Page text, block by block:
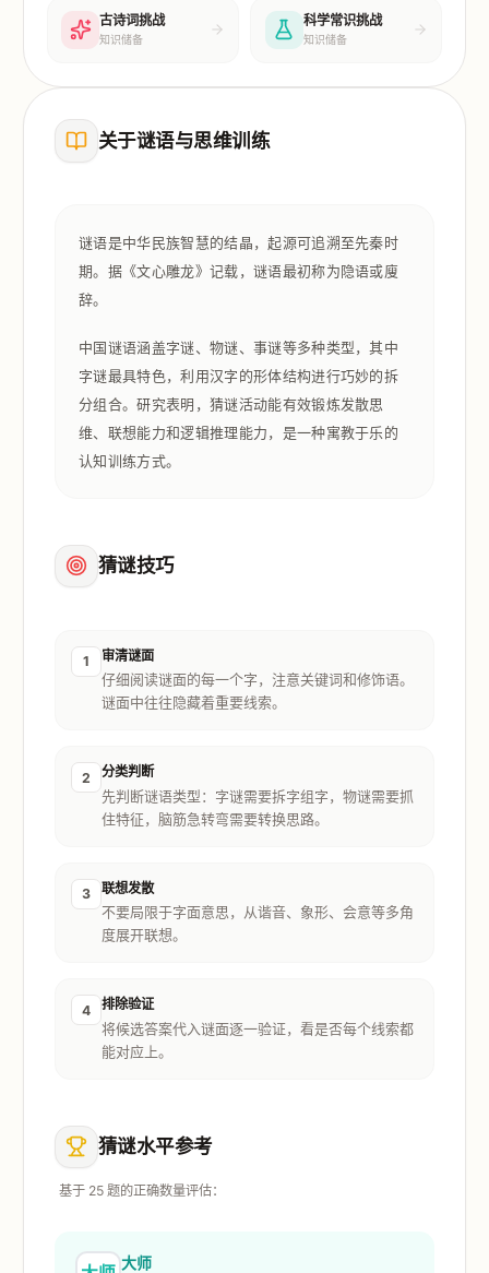
古诗词挑战
知识储备
科学常识挑战
知识储备
关于谜语与思维训练
谜语是中华民族智慧的结晶，起源可追溯至先秦时
期。据《文心雕龙》记载，谜语最初称为隐语或廋
辞。
中国谜语涵盖字谜、物谜、事谜等多种类型，其中
字谜最具特色，利用汉字的形体结构进行巧妙的拆
分组合。研究表明，猜谜活动能有效锻炼发散思
维、联想能力和逻辑推理能力，是一种寓教于乐的
认知训练方式。
猜谜技巧
1 审清谜面
仔细阅读谜面的每一个字，注意关键词和修饰语。
谜面中往往隐藏着重要线索。
2 分类判断
先判断谜语类型：字谜需要拆字组字，物谜需要抓
住特征，脑筋急转弯需要转换思路。
3 联想发散
不要局限于字面意思，从谐音、象形、会意等多角
度展开联想。
4 排除验证
将候选答案代入谜面逐一验证，看是否每个线索都
能对应上。
猜谜水平参考
基于 25 题的正确数量评估：
大师